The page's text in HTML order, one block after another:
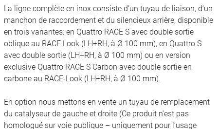
La ligne complète en inox consiste d’un tuyau de liaison, d‘un
manchon de raccordement et du silencieux arrière, disponible
en trois variantes: en Quattro RACE S avec double sortie
oblique au RACE Look (LH+RH, à Ø 100 mm), en Quattro S
avec double sortie (LH+RH, à Ø 100 mm) ou en version
exclusive Quattro RACE S Carbon avec double sortie en
carbone au RACE-Look (LH+RH, à Ø 100 mm).
En option nous mettons en vente un tuyau de remplacement
du catalyseur de gauche et droite (Ce produit n’est pas
homologué sur voie publique – uniquement pour l’usage